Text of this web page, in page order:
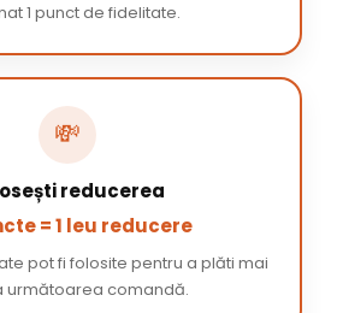
1 punct de fidelitate.
💸
reducerea
= 1 leu reducere
pot fi folosite pentru a plăti mai
următoarea comandă.